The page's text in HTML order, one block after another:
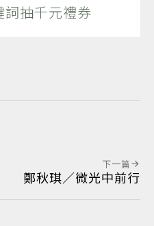
詞抽千元禮券
下一篇
鄭秋琪／微光中前行